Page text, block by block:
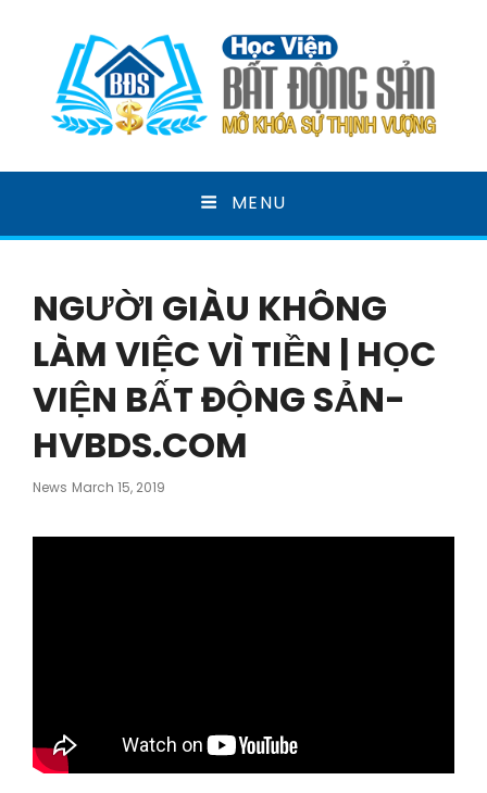
HỌC VIỆN BẤT ĐỘNG
SẢN
MENU
NGƯỜI GIÀU KHÔNG
LÀM VIỆC VÌ TIỀN | HỌC
VIỆN BẤT ĐỘNG SẢN-
HVBDS.COM
News Posted
March 15, 2019